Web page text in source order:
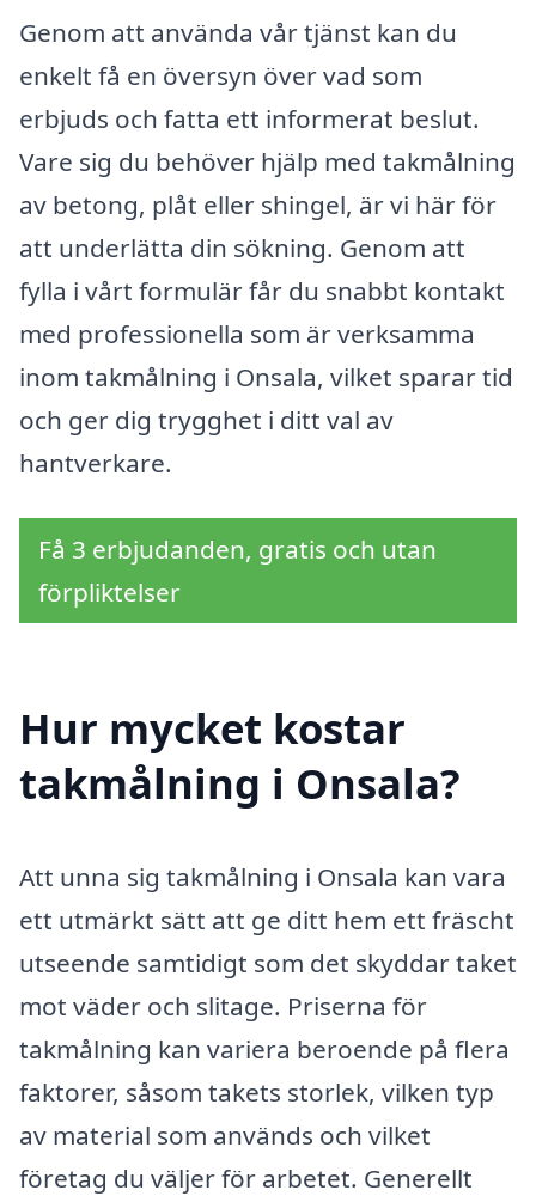
Genom att använda vår tjänst kan du
enkelt få en översyn över vad som
erbjuds och fatta ett informerat beslut.
Vare sig du behöver hjälp med takmålning
av betong, plåt eller shingel, är vi här för
att underlätta din sökning. Genom att
fylla i vårt formulär får du snabbt kontakt
med professionella som är verksamma
inom takmålning i Onsala, vilket sparar tid
och ger dig trygghet i ditt val av
hantverkare.
Få 3 erbjudanden, gratis och utan
förpliktelser
Hur mycket kostar
takmålning i Onsala?
Att unna sig takmålning i Onsala kan vara
ett utmärkt sätt att ge ditt hem ett fräscht
utseende samtidigt som det skyddar taket
mot väder och slitage. Priserna för
takmålning kan variera beroende på flera
faktorer, såsom takets storlek, vilken typ
av material som används och vilket
företag du väljer för arbetet. Generellt